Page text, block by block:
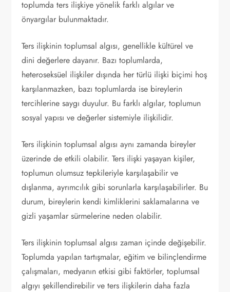
toplumda ters ilişkiye yönelik farklı algılar ve
önyargılar bulunmaktadır.
Ters ilişkinin toplumsal algısı, genellikle kültürel ve
dini değerlere dayanır. Bazı toplumlarda,
heteroseksüel ilişkiler dışında her türlü ilişki biçimi hoş
karşılanmazken, bazı toplumlarda ise bireylerin
tercihlerine saygı duyulur. Bu farklı algılar, toplumun
sosyal yapısı ve değerler sistemiyle ilişkilidir.
Ters ilişkinin toplumsal algısı aynı zamanda bireyler
üzerinde de etkili olabilir. Ters ilişki yaşayan kişiler,
toplumun olumsuz tepkileriyle karşılaşabilir ve
dışlanma, ayrımcılık gibi sorunlarla karşılaşabilirler. Bu
durum, bireylerin kendi kimliklerini saklamalarına ve
gizli yaşamlar sürmelerine neden olabilir.
Ters ilişkinin toplumsal algısı zaman içinde değişebilir.
Toplumda yapılan tartışmalar, eğitim ve bilinçlendirme
çalışmaları, medyanın etkisi gibi faktörler, toplumsal
algıyı şekillendirebilir ve ters ilişkilerin daha fazla